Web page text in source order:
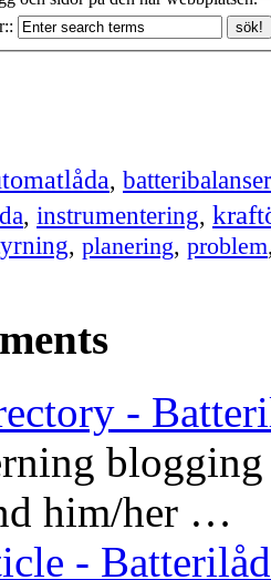
,
, instrumentering,
, planering, problem
-
him/her …
-